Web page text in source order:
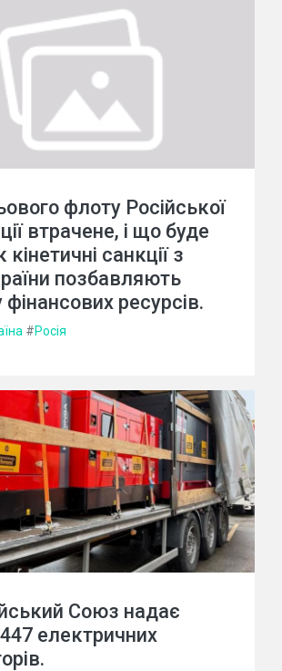
флоту Російської
втрачене, і що буде
кінетичні санкції з
позбавляють
ресурсів.
#Росія
Союз надає
447 електричних